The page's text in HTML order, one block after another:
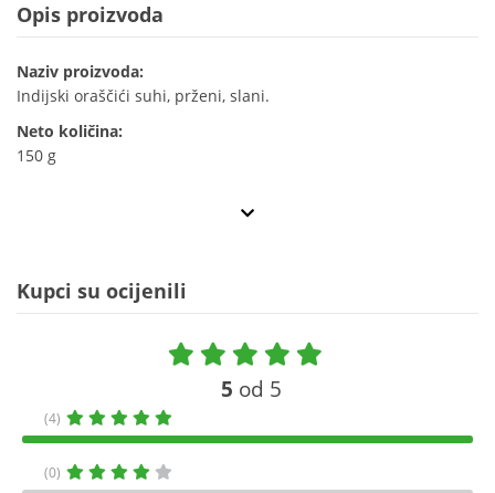
Opis proizvoda
Naziv proizvoda:
Indijski oraščići suhi, prženi, slani.
Neto količina:
150 g
Kupci su ocijenili
5 od 5
(4)
(0)